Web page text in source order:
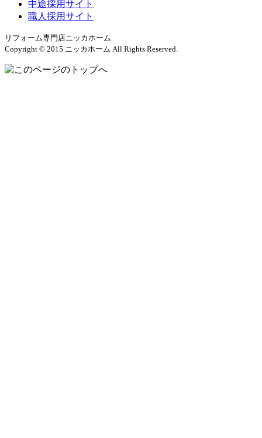
中途採用サイト
職人採用サイト
リフォーム専門店ニッカホーム
Copyright © 2015 ニッカホーム All Rights Reserved.